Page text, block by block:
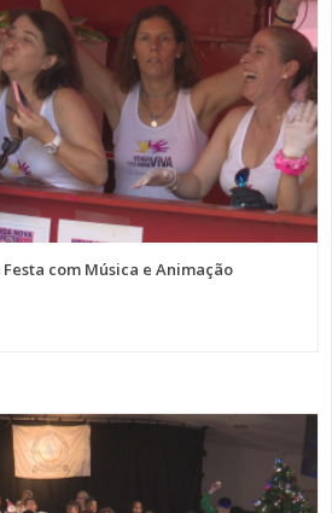
com Música e Animação